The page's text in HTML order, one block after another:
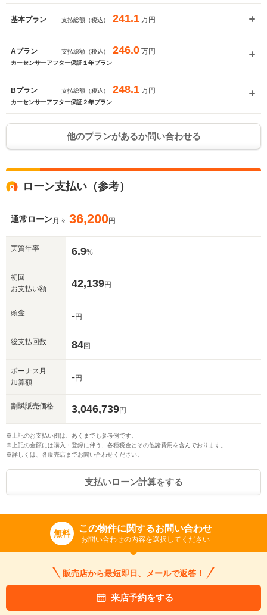
基本プラン 支払総額（税込） 241.1 万円
Aプラン 支払総額（税込） 246.0 万円
カーセンサーアフター保証１年プラン
Bプラン 支払総額（税込） 248.1 万円
カーセンサーアフター保証２年プラン
他のプランがあるか問い合わせる
ローン支払い（参考）
通常ローン月々 36,200円
実質年率 6.9%
初回
お支払い額
42,139円
頭金 -円
総支払回数 84回
ボーナス月
加算額
-円
割賦販売価格 3,046,739円
※上記のお支払い例は、あくまでも参考例です。
※上記の金額には購入・登録に伴う、各種税金とその他諸費用を含んでおります。
※詳しくは、各販売店までお問い合わせください。
支払いローン計算をする
無料 この物件に関するお問い合わせ
お問い合わせの内容を選択してください
販売店から最短即日、メールで返答！
来店予約をする